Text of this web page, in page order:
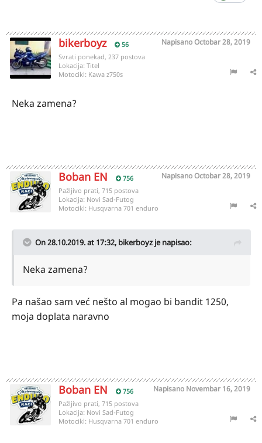
bikerboyz 56 NapisanoOctobar 28, 2019
Svrati ponekad, 237 postova
Lokacija: Titel
Motocikl: Kawa z750s
Neka zamena?
Boban EN 756 NapisanoOctobar 28, 2019
Pažljivo prati, 715 postova
Lokacija: Novi Sad-Futog
Motocikl: Husqvarna 701 enduro
On 28.10.2019. at 17:32, bikerboyzje napisao:
Neka zamena?
Pa našao sam već nešto al mogao bi bandit 1250,
moja doplata naravno
Boban EN 756 Napisano Novembar 16, 2019
Pažljivo prati, 715 postova
Lokacija: Novi Sad-Futog
Motocikl: Husqvarna 701 enduro